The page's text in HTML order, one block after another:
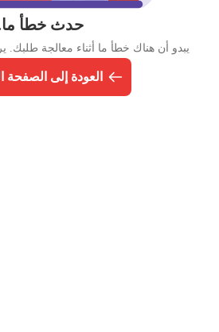
حدث خطأ
يبدو أن هناك خطأ ما أثناء معالجة
العودة إلى الصفحة